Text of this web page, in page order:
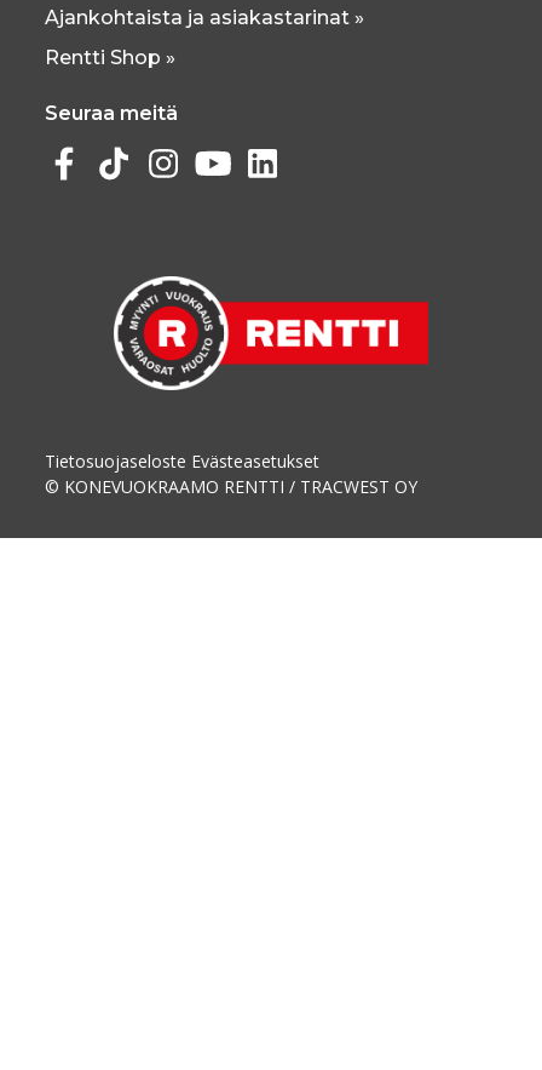
Ajankohtaista ja asiakastarinat »
Rentti Shop »
Seuraa meitä
Tietosuojaseloste Evästeasetukset
© KONEVUOKRAAMO RENTTI / TRACWEST OY